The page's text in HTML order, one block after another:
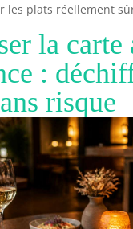
les plats réellement
la carte
:
risque